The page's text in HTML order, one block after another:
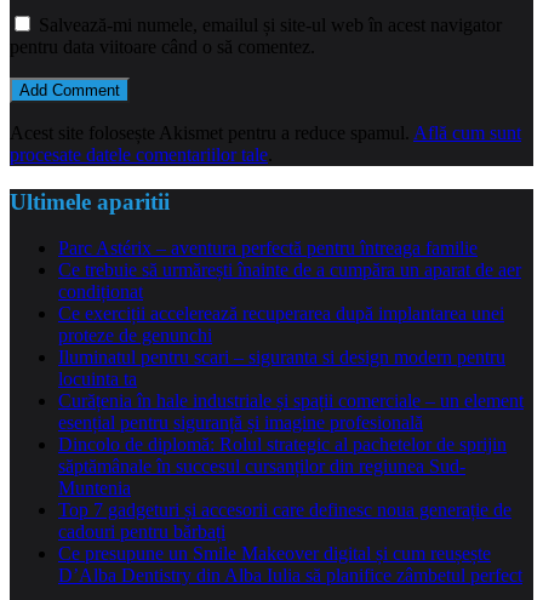
Salvează-mi numele, emailul și site-ul web în acest navigator
pentru data viitoare când o să comentez.
Acest site folosește Akismet pentru a reduce spamul. Află cum sunt
procesate datele comentariilor tale
Ultimele aparitii
Parc Astérix – aventura perfectă pentru întreaga familie
Ce trebuie să urmărești înainte de a cumpăra un aparat de aer
condiționat
Ce exerciții accelerează recuperarea după implantarea unei
proteze de genunchi
Iluminatul pentru scari – siguranta si design modern pentru
locuinta ta
Curățenia în hale industriale și spații comerciale – un element
esențial pentru siguranță și imagine profesională
Dincolo de diplomă: Rolul strategic al pachetelor de sprijin
săptămânale în succesul cursanților din regiunea Sud-
Muntenia
Top 7 gadgeturi și accesorii care definesc noua generație de
cadouri pentru bărbați
Ce presupune un Smile Makeover digital și cum reușește
D’Alba Dentistry din Alba Iulia să planifice zâmbetul perfect